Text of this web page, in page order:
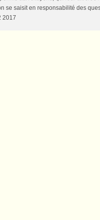
se saisit en responsabilité des
2017